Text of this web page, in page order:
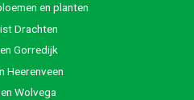
en planten
Drachten
Gorredijk
Heerenveen
Wolvega